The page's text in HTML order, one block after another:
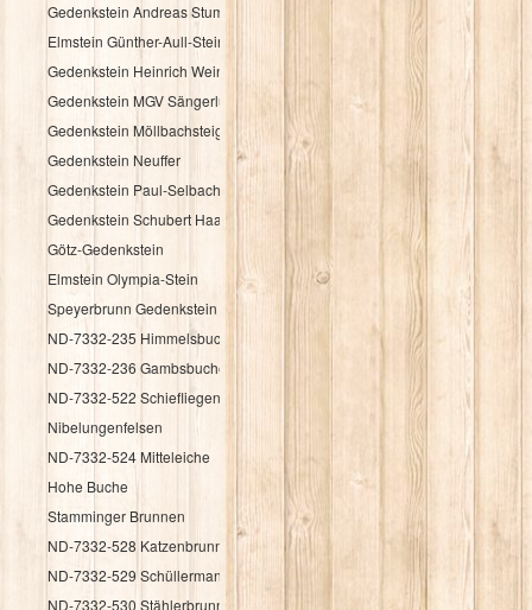
Gedenkstein Andreas Stumpf
Elmstein Günther-Aull-Stein
Gedenkstein Heinrich Weintz
Gedenkstein MGV Sängerlust Elmstein
Gedenkstein Möllbachsteige
Gedenkstein Neuffer
Gedenkstein Paul-Selbach-Ruh
Gedenkstein Schubert Haag
Götz-Gedenkstein
Elmstein Olympia-Stein
Speyerbrunn Gedenkstein HK 1987
ND-7332-235 Himmelsbuche
ND-7332-236 Gambsbuche
ND-7332-522 Schiefliegender Fels
Nibelungenfelsen
ND-7332-524 Mitteleiche
Hohe Buche
Stamminger Brunnen
ND-7332-528 Katzenbrunnen
ND-7332-529 Schüllermannsbrunnen
ND-7332-530 Stählerbrunnen